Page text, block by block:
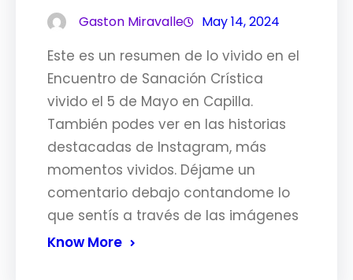
Gaston Miravalle May 14, 2024
Este es un resumen de lo vivido en el
Encuentro de Sanación Crística
vivido el 5 de Mayo en Capilla.
También podes ver en las historias
destacadas de Instagram, más
momentos vividos. Déjame un
comentario debajo contandome lo
que sentís a través de las imágenes
Know More